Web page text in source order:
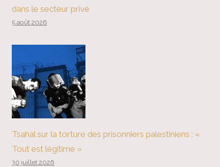
dans le secteur privé
5 août 2026
Tsahal sur la torture des prisonniers palestiniens : «
Tout est légitime »
30 juillet 2026